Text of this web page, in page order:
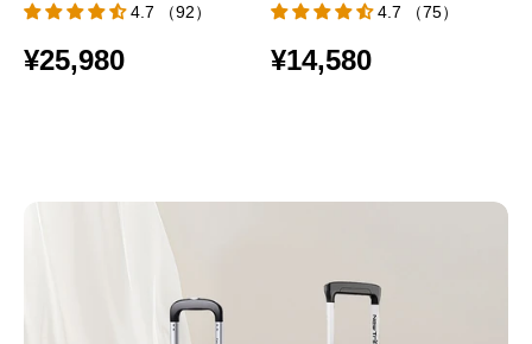
4.7 （92）
¥25,980
4.7 （75）
¥14,580